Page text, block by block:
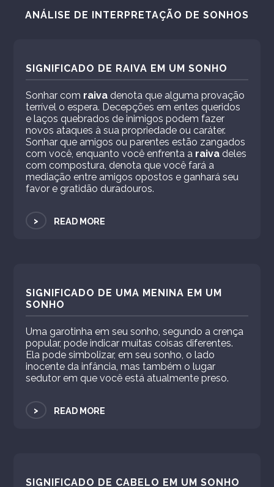
ANÁLISE DE INTERPRETAÇÃO DE SONHOS
SIGNIFICADO DE RAIVA EM UM SONHO
Sonhar com raiva denota que alguma provação
terrível o espera. Decepções em entes queridos
e laços quebrados de inimigos podem fazer
novos ataques à sua propriedade ou caráter.
Sonhar que amigos ou parentes estão zangados
com você, enquanto você enfrenta a raiva deles
com compostura, denota que você fará a
mediação entre amigos opostos e ganhará seu
favor e gratidão duradouros.
> READ MORE
SIGNIFICADO DE UMA MENINA EM UM
SONHO
Uma garotinha em seu sonho, segundo a crença
popular, pode indicar muitas coisas diferentes.
Ela pode simbolizar, em seu sonho, o lado
inocente da infância, mas também o lugar
sedutor em que você está atualmente preso.
> READ MORE
SIGNIFICADO DE CABELO EM UM SONHO